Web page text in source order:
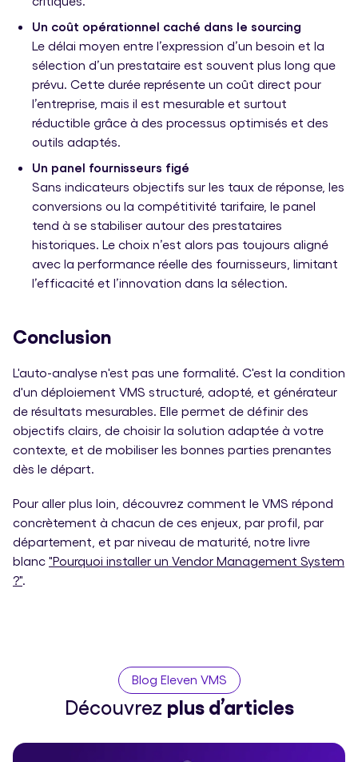
Un coût opérationnel caché dans le sourcing
Le délai moyen entre l’expression d’un besoin et la
sélection d’un prestataire est souvent plus long que
prévu. Cette durée représente un coût direct pour
l’entreprise, mais il est mesurable et surtout
réductible grâce à des processus optimisés et des
outils adaptés.
Un panel fournisseurs figé
Sans indicateurs objectifs sur les taux de réponse, les
conversions ou la compétitivité tarifaire, le panel
tend à se stabiliser autour des prestataires
historiques. Le choix n’est alors pas toujours aligné
avec la performance réelle des fournisseurs, limitant
l’efficacité et l’innovation dans la sélection.
Conclusion
L'auto-analyse n'est pas une formalité. C'est la condition
d'un déploiement VMS structuré, adopté, et générateur
de résultats mesurables. Elle permet de définir des
objectifs clairs, de choisir la solution adaptée à votre
contexte, et de mobiliser les bonnes parties prenantes
dès le départ.
Pour aller plus loin, découvrez comment le VMS répond
concrètement à chacun de ces enjeux, par profil, par
département, et par niveau de maturité, notre livre
blanc "Pourquoi installer un Vendor Management System
?".
Blog Eleven VMS
Découvrez plus d’articles